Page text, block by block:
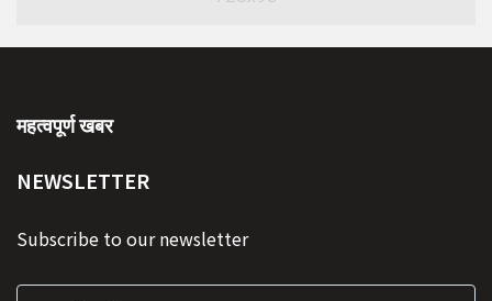
महत्वपूर्ण खबर
NEWSLETTER
Subscribe to our newsletter